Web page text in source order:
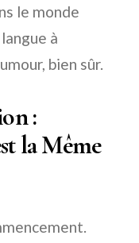
le monde
à
bien sûr.
:
la Même